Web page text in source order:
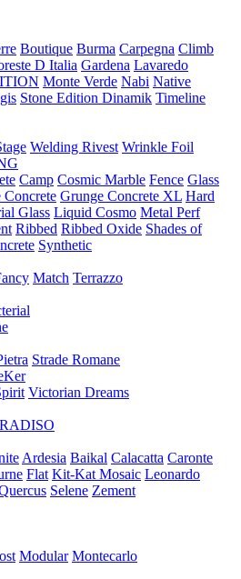
Boutique Burma Carpegna Climb
D Italia Gardena Lavaredo
Monte Verde Nabi Native
Stone Edition Dinamik Timeline
Welding Rivest Wrinkle Foil
Camp Cosmic Marble Fence Glass
Concrete Grunge Concrete XL Hard
Glass Liquid Cosmo Metal Perf
Ribbed Ribbed Oxide Shades of
Synthetic
Match Terrazzo
Strade Romane
Victorian Dreams
Ardesia Baikal Calacatta Caronte
Flat Kit-Kat Mosaic Leonardo
Selene Zement
Modular Montecarlo